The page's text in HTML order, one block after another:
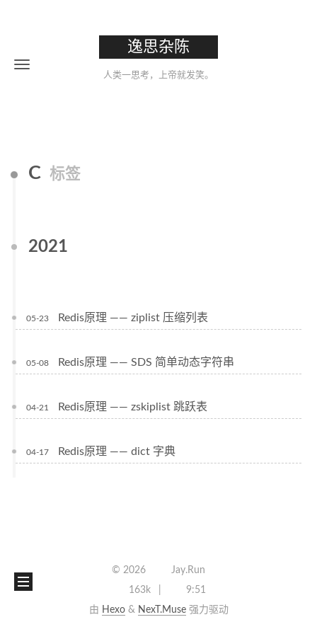
逸思杂陈
人类一思考，上帝就发笑。
C 标签
2021
05-23 Redis原理 —— ziplist 压缩列表
05-08 Redis原理 —— SDS 简单动态字符串
04-21 Redis原理 —— zskiplist 跳跃表
04-17 Redis原理 —— dict 字典
©2026
Jay.Run
163k
9:51
由 Hexo& NexT.Muse强力驱动